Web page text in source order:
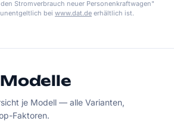
Stromverbrauch neuer Personenkraftwagen"
bei www.dat.de erhältlich ist.
je Modell — alle Varianten,
Faktoren.